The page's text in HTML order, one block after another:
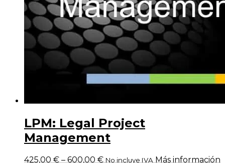
LPM: Legal Project
Management
425,00 € – 600,00 € No incluye IVA Más información